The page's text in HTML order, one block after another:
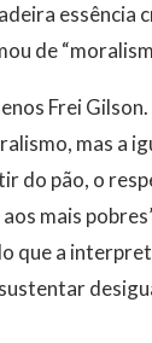
essência
de
Frei
mas a
do pão, o
mais
que a